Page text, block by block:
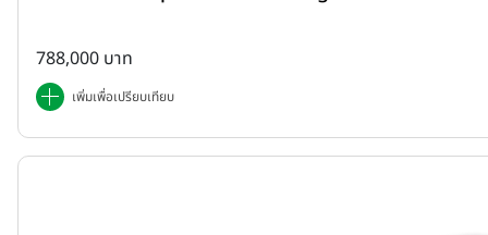
788,000 บาท
เพิ่มเพื่อเปรียบเทียบ